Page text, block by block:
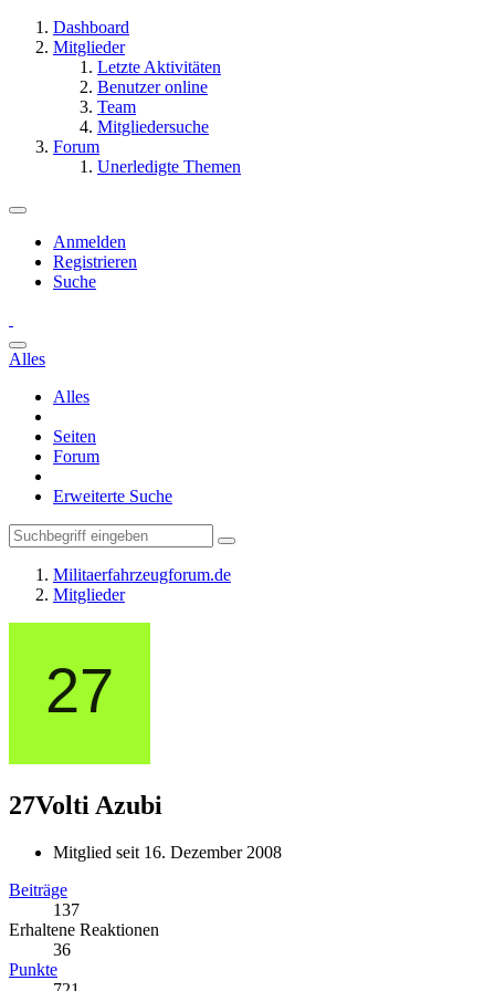
Dashboard
Mitglieder
Letzte Aktivitäten
Benutzer online
Team
Mitgliedersuche
Forum
Unerledigte Themen
Anmelden
Registrieren
Suche
Alles
Alles
Seiten
Forum
Erweiterte Suche
Militaerfahrzeugforum.de
Mitglieder
27Volti Azubi
Mitglied seit 16. Dezember 2008
Beiträge
137
Erhaltene Reaktionen
36
Punkte